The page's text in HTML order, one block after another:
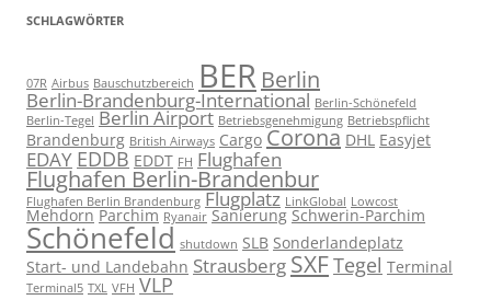
SCHLAGWÖRTER
07R Airbus Bauschutzbereich BER Berlin
Berlin-Brandenburg-International Berlin-Schönefeld
Berlin-Tegel Berlin Airport Betriebsgenehmigung Betriebspflicht
Brandenburg British Airways Cargo Corona DHL Easyjet
EDAY EDDB EDDT FH Flughafen
Flughafen Berlin-Brandenbur
Flughafen Berlin Brandenburg Flugplatz LinkGlobal Lowcost
Mehdorn Parchim Ryanair Sanierung Schwerin-Parchim
Schönefeld shutdown SLB Sonderlandeplatz
Start- und Landebahn Strausberg SXFTegel Terminal
Terminal5 TXL VFH VLP